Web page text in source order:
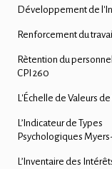
Développement de
Renforcement du
Rètention du personnel
CPI 260
L'Échelle de Valeurs
L’Indicateur de Types
Psychologiques
L’Inventaire des